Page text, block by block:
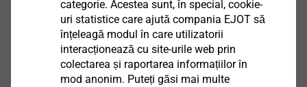
EJOT SpringHead®
categorie. Acestea sunt, în special, cookie-
uri statistice care ajută compania EJOT să
înțeleagă modul în care utilizatorii
interacționează cu site-urile web prin
colectarea și raportarea informațiilor în
mod anonim. Puteți găsi mai multe